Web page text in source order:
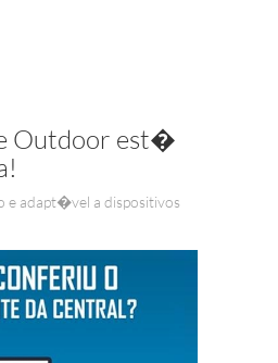
Outdoor est�
e adapt�vel a dispositivos